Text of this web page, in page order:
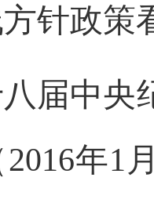
针政策
八届中
年1